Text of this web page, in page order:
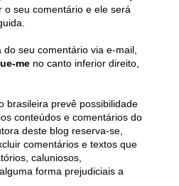
o seu comentário e ele será
seu comentário via e-mail,
me no canto inferior direito,
brasileira prevê possibilidade
conteúdos e comentários do
deste blog reserva-se,
comentários e textos que
caluniosos,
forma prejudiciais a